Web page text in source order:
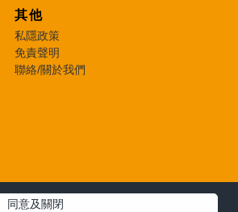
同意及關閉
其他
私隱政策
免責聲明
聯絡/關於我們